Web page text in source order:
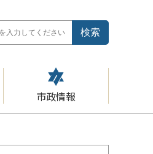
市政情報